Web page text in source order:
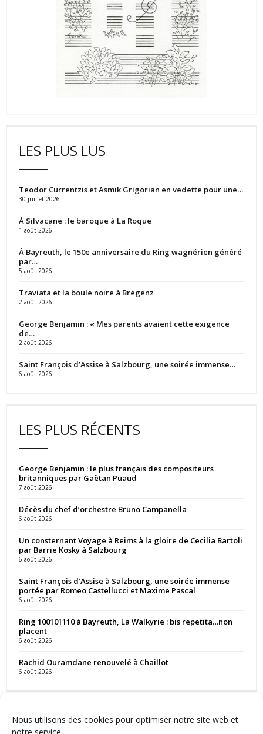
Nous utilisons des cookies pour optimiser notre site web et
LES PLUS LUS
Teodor Currentzis et Asmik Grigorian en vedette pour une…
30 juillet 2026
À Silvacane : le baroque à La Roque
1 août 2026
À Bayreuth, le 150e anniversaire du Ring wagnérien généré
par…
5 août 2026
Traviata et la boule noire à Bregenz
2 août 2026
George Benjamin : « Mes parents avaient cette exigence
de…
2 août 2026
Saint François d’Assise à Salzbourg, une soirée immense…
6 août 2026
LES PLUS RÉCENTS
George Benjamin : le plus français des compositeurs
britanniques par Gaëtan Puaud
7 août 2026
Décès du chef d’orchestre Bruno Campanella
6 août 2026
Un consternant Voyage à Reims à la gloire de Cecilia Bartoli
par Barrie Kosky à Salzbourg
6 août 2026
Saint François d’Assise à Salzbourg, une soirée immense
portée par Romeo Castellucci et Maxime Pascal
6 août 2026
Ring 100101110 à Bayreuth, La Walkyrie : bis repetita…non
placent
6 août 2026
Rachid Ouramdane renouvelé à Chaillot
6 août 2026